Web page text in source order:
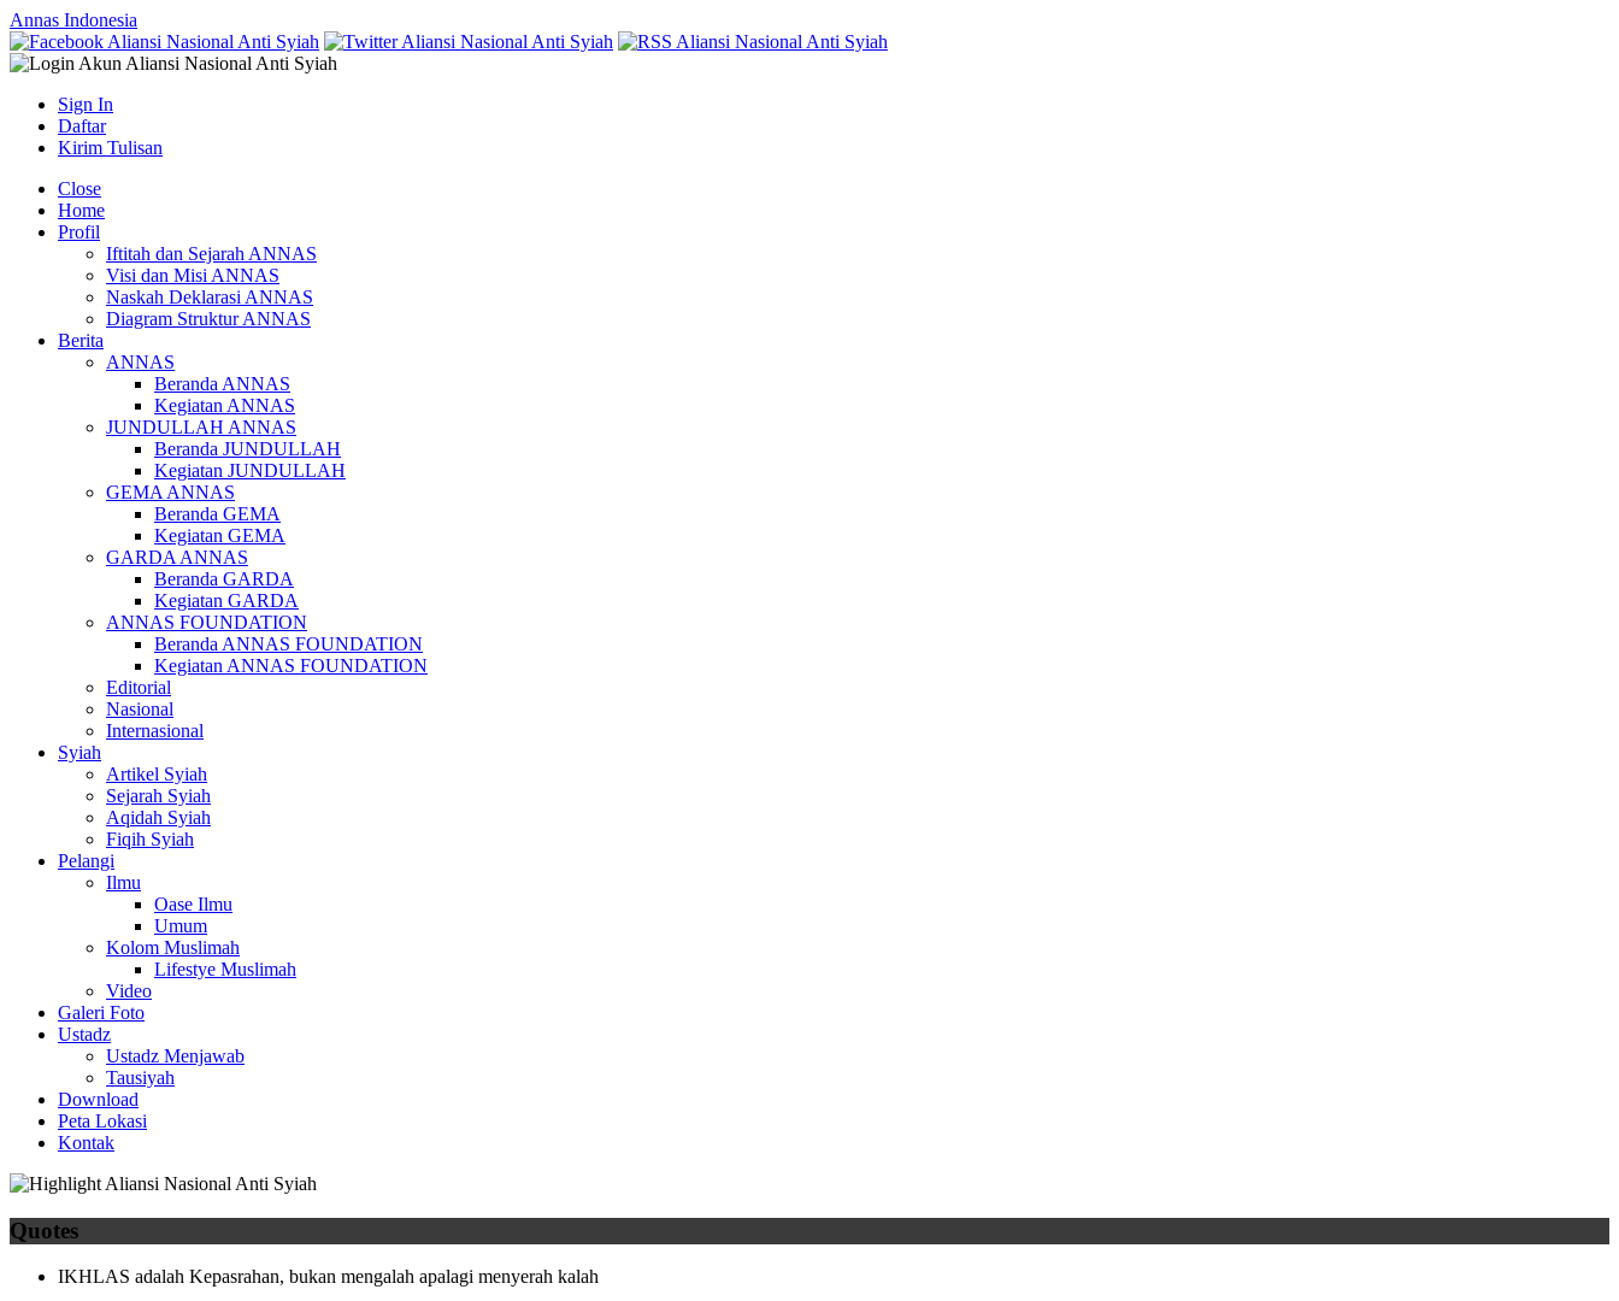
Annas Indonesia
Sign In
Daftar
Kirim Tulisan
Close
Home
Profil
Iftitah dan Sejarah ANNAS
Visi dan Misi ANNAS
Naskah Deklarasi ANNAS
Diagram Struktur ANNAS
Berita
ANNAS
Beranda ANNAS
Kegiatan ANNAS
JUNDULLAH ANNAS
Beranda JUNDULLAH
Kegiatan JUNDULLAH
GEMA ANNAS
Beranda GEMA
Kegiatan GEMA
GARDA ANNAS
Beranda GARDA
Kegiatan GARDA
ANNAS FOUNDATION
Beranda ANNAS FOUNDATION
Kegiatan ANNAS FOUNDATION
Editorial
Nasional
Internasional
Syiah
Artikel Syiah
Sejarah Syiah
Aqidah Syiah
Fiqih Syiah
Pelangi
Ilmu
Oase Ilmu
Umum
Kolom Muslimah
Lifestye Muslimah
Video
Galeri Foto
Ustadz
Ustadz Menjawab
Tausiyah
Download
Peta Lokasi
Kontak
Quotes
IKHLAS adalah Kepasrahan, bukan mengalah apalagi menyerah kalah